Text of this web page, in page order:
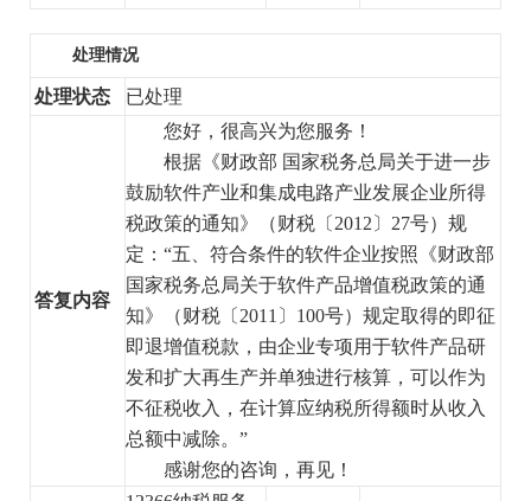
处理情况
处理状态 已处理
答复内容
您好，很高兴为您服务！
根据《财政部 国家税务总局关于进一步
鼓励软件产业和集成电路产业发展企业所得
税政策的通知》（财税〔2012〕27号） 规
定：“五、符合条件的软件企业按照《财政部
国家税务总局关于软件产品增值税政策的通
知》（财税〔2011〕100号） 规定取得的即征
即退增值税款，由企业专项用于软件产品研
发和扩大再生产并单独进行核算，可以作为
不征税收入，在计算应纳税所得额时从收入
总额中减除。”
感谢您的咨询，再见！